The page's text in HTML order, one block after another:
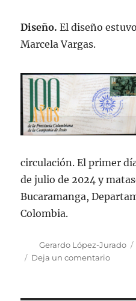
Diseño. El diseño
Marcela Vargas.
circulación. El primer
de julio de 2024 y
Bucaramanga,
Colombia.
Autor
Gerardo López-Jurado
Deja un comentarioen